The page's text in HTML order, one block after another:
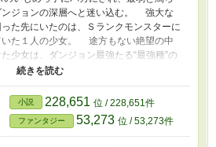
ンジョンの深層へと迷い込む。 強大な
た先にいたのは、Ｓランクモンスターに
いた１人の少女。 途方もない絶望の中
少女は、ダンジョン最強たる“最強種”の
た。 「そなたを気に入った。《契約》
共に、僕の中に少女との確かな絆が生
がる。 それこそ、Ｓランクモンスター
。 ――これは、落ちこぼれと罵られた
ョンの覇者達と絆を深め、ダンジョン最
小説 228,651 位 / 228,651件
ファンタジー 53,273 位 / 53,273件